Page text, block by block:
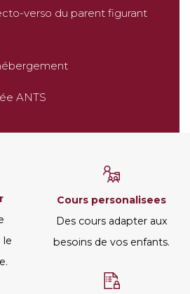
verso du parent figurant
ANTS
le
cours personalisees
Des cours adapter aux
besoins de vos enfants.